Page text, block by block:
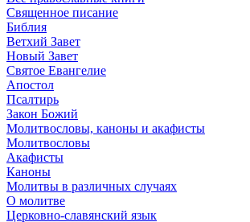
Священное писание
Библия
Ветхий Завет
Новый Завет
Святое Евангелие
Апостол
Псалтирь
Закон Божий
Молитвословы, каноны и акафисты
Молитвословы
Акафисты
Каноны
Молитвы в различных случаях
О молитве
Церковно-славянский язык